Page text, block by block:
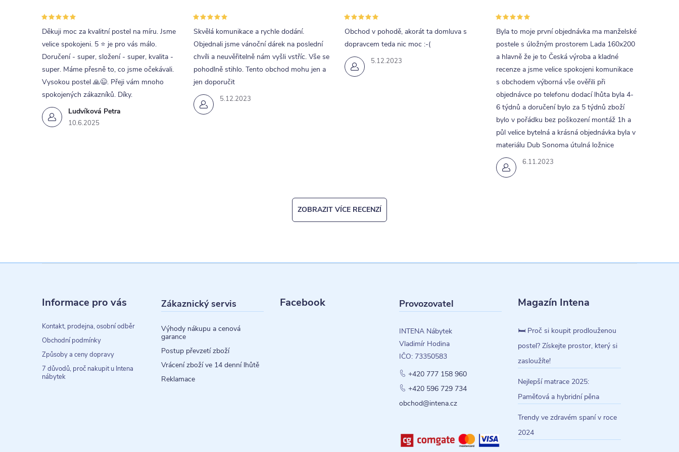
Ludvíková Petra
10.6.2025
Děkuji moc za kvalitní postel na míru. Jsme
velice spokojeni. 5 ⭐ je pro vás málo.
Doručení - super, složení - super, kvalita -
super. Máme přesně to, co jsme očekávali.
Vysokou postel 🙏😉. Přeji vám mnoho
spokojených zákazníků. Díky.
5.12.2023
Skvělá komunikace a rychle dodání.
Objednali jsme vánoční dárek na poslední
chvíli a neuvěřitelně nám vyšli vstříc. Vše se
pohodlně stihlo. Tento obchod mohu jen a
jen doporučit
5.12.2023
Obchod v pohodě, akorát ta domluva s
dopravcem teda nic moc :-(
6.11.2023
Byla to moje první objednávka ma manželské
postele s úložným prostorem Lada 160x200
a hlavně že je to Česká výroba a kladné
recenze a jsme velice spokojeni komunikace
s obchodem výborná vše ověřili při
objednávce po telefonu dodací lhůta byla 4-
6 týdnů a doručení bylo za 5 týdnů zboží
bylo v pořádku bez poškození montáž 1h a
půl velice bytelná a krásná objednávka byla v
materiálu Dub Sonoma útulná ložnice
ZOBRAZIT VÍCE RECENZÍ
Informace pro vás
Kontakt, prodejna, osobní odběr
Obchodní podmínky
Způsoby a ceny dopravy
7 důvodů, proč nakupit u Intena
nábytek
Zákaznický servis
Výhody nákupu a cenová
garance
Postup převzetí zboží
Vrácení zboží ve 14 denní lhůtě
Reklamace
Facebook Provozovatel
INTENA Nábytek
Vladimír Hodina
IČO: 73350583
+420 777 158 960
+420 596 729 734
obchod@intena.cz
Magazín Intena
🛏️ Proč si koupit prodlouženou
postel? Získejte prostor, který si
zasloužíte!
Nejlepší matrace 2025:
Paměťová a hybridní pěna
Trendy ve zdravém spaní v roce
2024